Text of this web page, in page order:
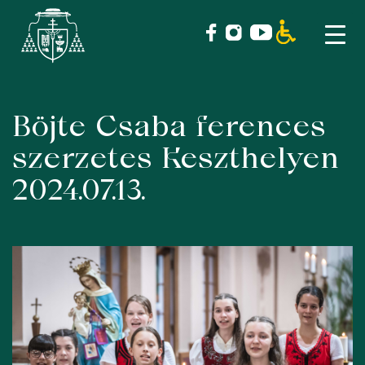
SkipBöjte Csaba ferences
szerzetes Keszthelyen
2024.07.13.